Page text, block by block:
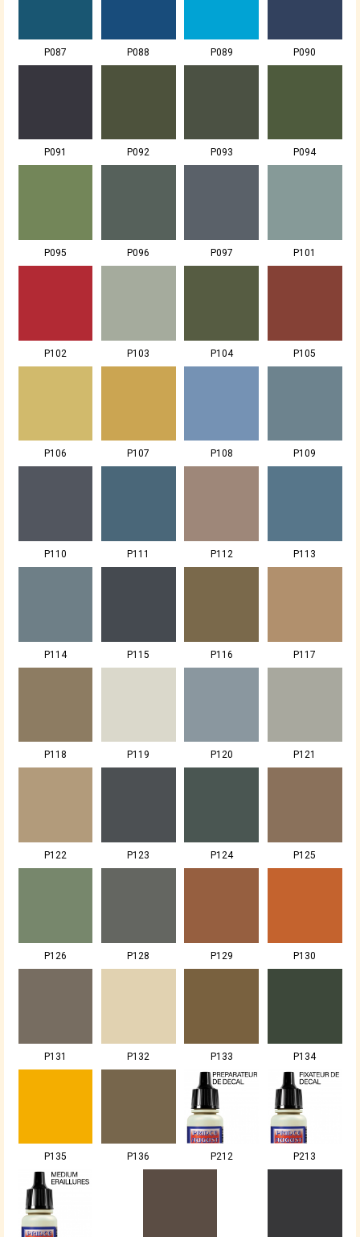
P087 P088 P089 P090
P091 P092 P093 P094
P095 P096 P097 P101
P102 P103 P104 P105
P106 P107 P108 P109
P110 P111 P112 P113
P114 P115 P116 P117
P118 P119 P120 P121
P122 P123 P124 P125
P126 P128 P129 P130
P131 P132 P133 P134
P135 P136 P212 P213